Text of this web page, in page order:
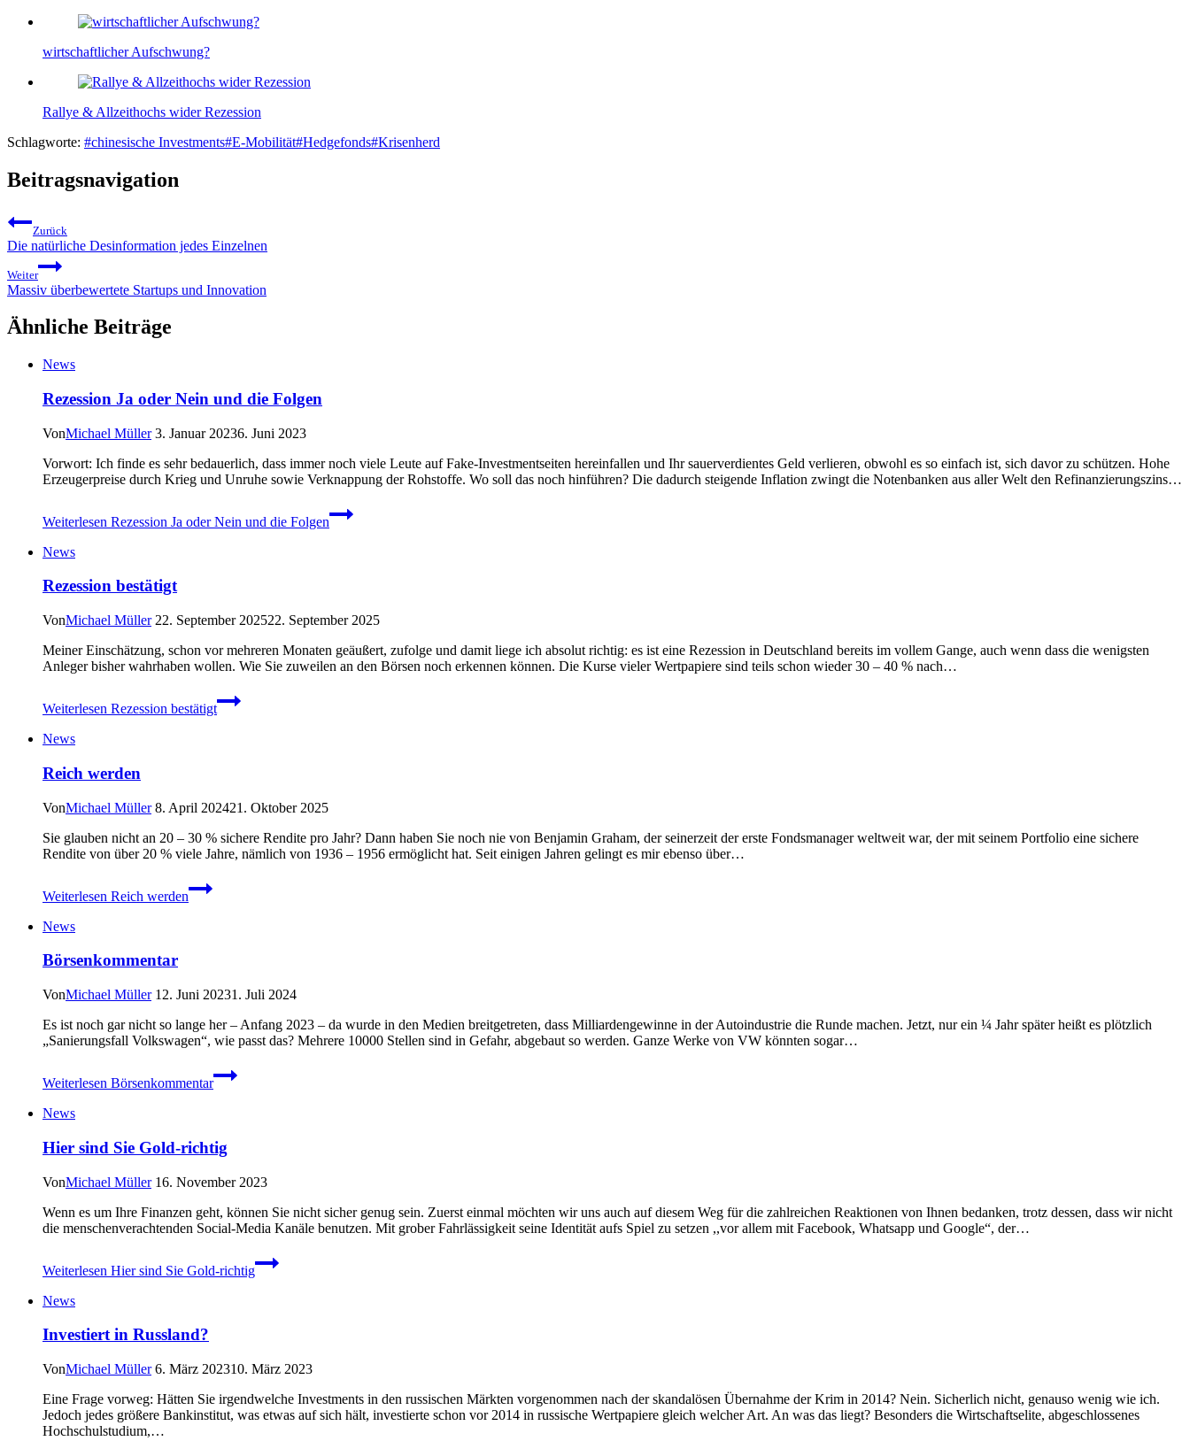
wirtschaftlicher Aufschwung?
Rallye & Allzeithochs wider Rezession
Schlagworte: #chinesische Investments#E-Mobilität#Hedgefonds#Krisenherd
Beitragsnavigation
Zurück
Die natürliche Desinformation jedes Einzelnen
Weiter
Massiv überbewertete Startups und Innovation
Ähnliche Beiträge
News
Rezession Ja oder Nein und die Folgen
VonMichael Müller 3. Januar 20236. Juni 2023
Vorwort: Ich finde es sehr bedauerlich, dass immer noch viele Leute auf Fake-Investmentseiten hereinfallen und Ihr sauerverdientes Geld verlieren, obwohl es so einfach ist, sich davor zu schützen. Hohe
Erzeugerpreise durch Krieg und Unruhe sowie Verknappung der Rohstoffe. Wo soll das noch hinführen? Die dadurch steigende Inflation zwingt die Notenbanken aus aller Welt den Refinanzierungszins…
Weiterlesen Rezession Ja oder Nein und die Folgen
News
Rezession bestätigt
VonMichael Müller 22. September 202522. September 2025
Meiner Einschätzung, schon vor mehreren Monaten geäußert, zufolge und damit liege ich absolut richtig: es ist eine Rezession in Deutschland bereits im vollem Gange, auch wenn dass die wenigsten
Anleger bisher wahrhaben wollen. Wie Sie zuweilen an den Börsen noch erkennen können. Die Kurse vieler Wertpapiere sind teils schon wieder 30 – 40 % nach…
Weiterlesen Rezession bestätigt
News
Reich werden
VonMichael Müller 8. April 202421. Oktober 2025
Sie glauben nicht an 20 – 30 % sichere Rendite pro Jahr? Dann haben Sie noch nie von Benjamin Graham, der seinerzeit der erste Fondsmanager weltweit war, der mit seinem Portfolio eine sichere
Rendite von über 20 % viele Jahre, nämlich von 1936 – 1956 ermöglicht hat. Seit einigen Jahren gelingt es mir ebenso über…
Weiterlesen Reich werden
News
Börsenkommentar
VonMichael Müller 12. Juni 20231. Juli 2024
Es ist noch gar nicht so lange her – Anfang 2023 – da wurde in den Medien breitgetreten, dass Milliardengewinne in der Autoindustrie die Runde machen. Jetzt, nur ein ¼ Jahr später heißt es plötzlich
„Sanierungsfall Volkswagen“, wie passt das? Mehrere 10000 Stellen sind in Gefahr, abgebaut so werden. Ganze Werke von VW könnten sogar…
Weiterlesen Börsenkommentar
News
Hier sind Sie Gold-richtig
VonMichael Müller 16. November 2023
Wenn es um Ihre Finanzen geht, können Sie nicht sicher genug sein. Zuerst einmal möchten wir uns auch auf diesem Weg für die zahlreichen Reaktionen von Ihnen bedanken, trotz dessen, dass wir nicht
die menschenverachtenden Social-Media Kanäle benutzen. Mit grober Fahrlässigkeit seine Identität aufs Spiel zu setzen ,,vor allem mit Facebook, Whatsapp und Google“, der…
Weiterlesen Hier sind Sie Gold-richtig
News
Investiert in Russland?
VonMichael Müller 6. März 202310. März 2023
Eine Frage vorweg: Hätten Sie irgendwelche Investments in den russischen Märkten vorgenommen nach der skandalösen Übernahme der Krim in 2014? Nein. Sicherlich nicht, genauso wenig wie ich.
Jedoch jedes größere Bankinstitut, was etwas auf sich hält, investierte schon vor 2014 in russische Wertpapiere gleich welcher Art. An was das liegt? Besonders die Wirtschaftselite, abgeschlossenes
Hochschulstudium,…